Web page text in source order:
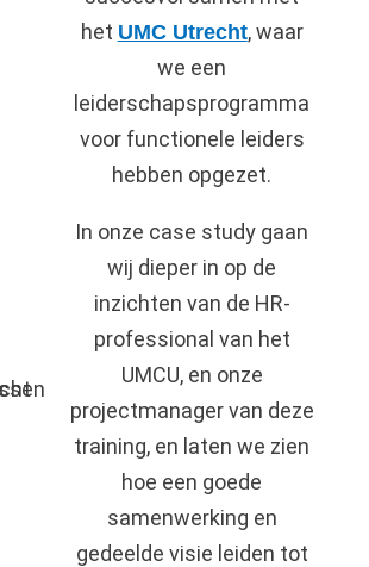
het UMC Utrecht, waar
we een
leiderschapsprogramma
voor functionele leiders
hebben opgezet.
In onze case study gaan
wij dieper in op de
inzichten van de HR-
professional van het
UMCU, en onze
projectmanager van deze
training, en laten we zien
hoe een goede
samenwerking en
gedeelde visie leiden tot